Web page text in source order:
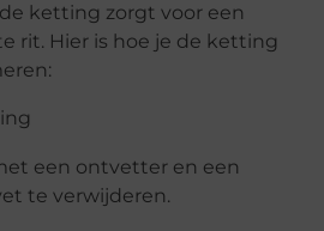
ketting zorgt voor een
rit. Hier is hoe je de ketting
een ontvetter en een
te verwijderen.